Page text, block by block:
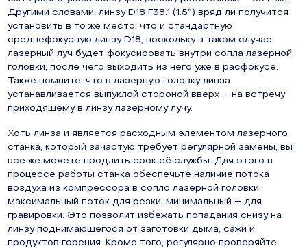
Другими словами, линзу D18 F38.1 (1.5”) вряд ли получится
установить в то же место, что и стандартную
среднефокусную линзу D18, поскольку в таком случае
лазерный луч будет фокусировать внутри сопла лазерной
головки, после чего выходить из него уже в расфокусе.
Также помните, что в лазерную головку линза
устанавливается выпуклой стороной вверх – на встречу
приходящему в линзу лазерному лучу.
Хоть линза и является расходным элементом лазерного
станка, который зачастую требует регулярной замены, вы
все же можете продлить срок её службы. Для этого в
процессе работы станка обеспечьте наличие потока
воздуха из компрессора в сопло лазерной головки:
максимальный поток для резки, минимальный – для
гравировки. Это позволит избежать попадания снизу на
линзу поднимающегося от заготовки дыма, сажи и
продуктов горения. Кроме того, регулярно проверяйте